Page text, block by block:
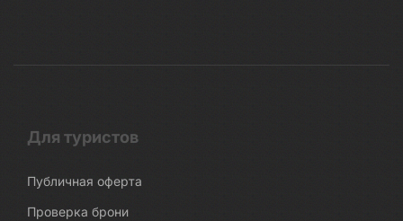
Для туристов
Публичная оферта
Проверка брони